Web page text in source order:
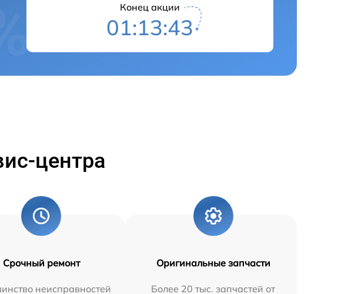
Конец акции
01:13:42
центра
Срочный ремонт
неисправностей
Оригинальные запчасти
Более 20 тыс. запчастей от